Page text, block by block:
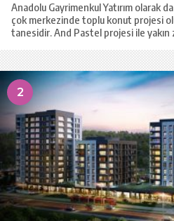
Anadolu Gayrimenkul Yatırım olarak
çok merkezinde toplu konut projesi
tanesidir. And Pastel projesi ile yakın
2